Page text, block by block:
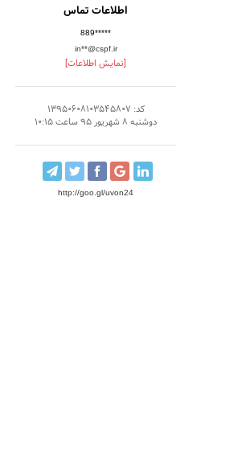
اطلاعات تماس
889*****
in**@cspf.ir
[نمایش اطلاعات]
کد: 13950608103545807
دوشنبه 8 شهریور 95 ساعت 10:15
http://goo.gl/uvon24